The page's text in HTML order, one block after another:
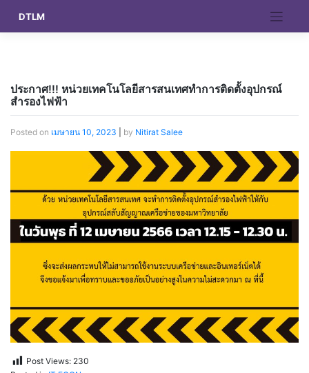
content
DTLM
ประกาศ!!! หน่วยเทคโนโลยีสารสนเทศทำการติดตั้งอุปกรณ์
สำรองไฟฟ้า
Posted on เมษายน 10, 2023 by Nitirat Salee
Post Views: 230